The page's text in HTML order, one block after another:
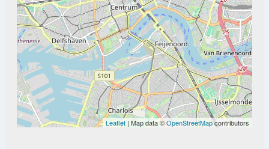
Leaflet | Map data ©OpenStreetMapcontributors